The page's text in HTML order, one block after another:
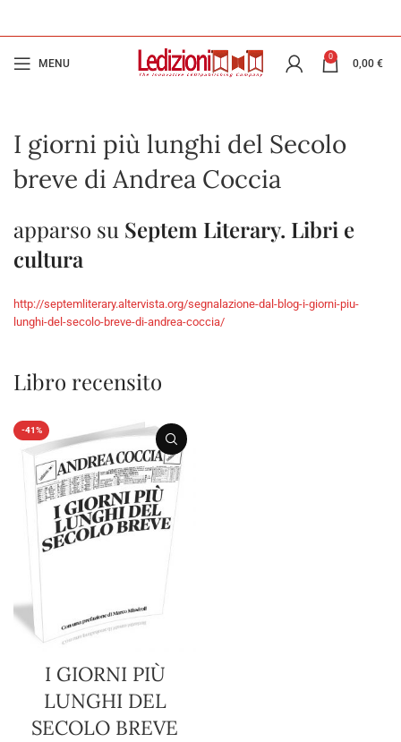
MENU
0
0,00 €
I giorni più lunghi del Secolo
breve di Andrea Coccia
apparso su Septem Literary. Libri e
cultura
http://septemliterary.altervista.org/segnalazione-dal-blog-i-giorni-piu-
lunghi-del-secolo-breve-di-andrea-coccia/
Libro recensito
-41%
I GIORNI PIÙ
LUNGHI DEL
SECOLO BREVE